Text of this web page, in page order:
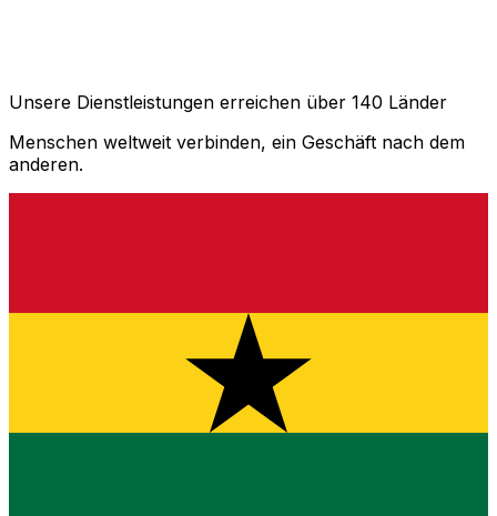
Unsere Dienstleistungen erreichen über 140 Länder
Menschen weltweit verbinden, ein Geschäft nach dem
anderen.